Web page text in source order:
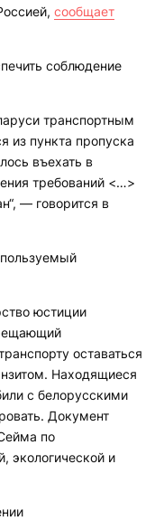
сообщает
соблюдение
транспортным
из пункта пропуска
въехать в
требований <…>
— говорится в
юстиции
оставаться
Находящиеся
с белорусскими
Документ
по
экологической и